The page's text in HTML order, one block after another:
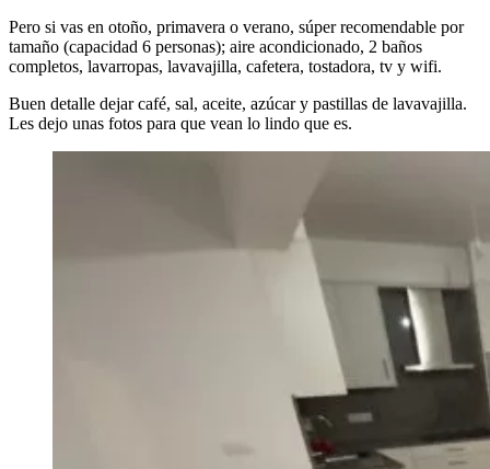
Pero si vas en otoño, primavera o verano, súper recomendable por
tamaño (capacidad 6 personas); aire acondicionado, 2 baños
completos, lavarropas, lavavajilla, cafetera, tostadora, tv y wifi.
Buen detalle dejar café, sal, aceite, azúcar y pastillas de lavavajilla.
Les dejo unas fotos para que vean lo lindo que es.